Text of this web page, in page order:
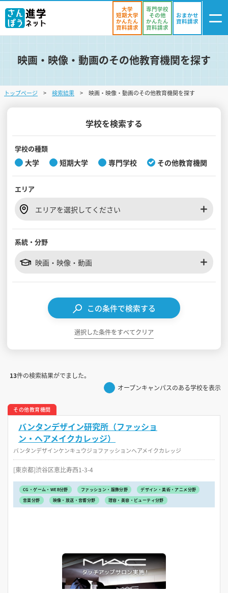
ログイン
・登録
気になる 資料リスト
学校を探す
オープンキャンパスを探す
入試・受験入門
見学会WEB手引書
大学
短期大学
かんたん
資料請求
専門学校
その他
かんたん
資料請求
おまかせ
資料請求
映画・映像・動画のその他教育機関を探す
トップページ 検索結果 映画・映像・動画のその他教育機関を探す
学校を検索する
学校の種類
大学 短期大学 専門学校 その他教育機関
エリア
エリアを選択してください
系統・分野
映画・映像・動画
この条件で検索する
選択した条件をすべてクリア
13件の検索結果がでました。
オープンキャンパスのある学校を表示
その他教育機関
バンタンデザイン研究所（ファッショ
ン・ヘアメイクカレッジ）
バンタンデザインケンキュウジョファッションヘアメイクカレッジ
[東京都]渋谷区恵比寿西1-3-4
CG・ゲーム・WEB分野 ファッション・服飾分野
デザイン・美術・アニメ分野
音楽分野
映像・放送・音響分野 理容・美容・ビューティ分野